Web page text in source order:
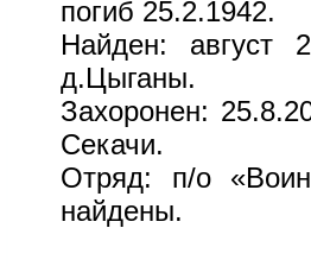
погиб 25.2.1942.
Найден: август
д.Цыганы.
Захоронен:
Секачи.
Отряд: п/о
найдены.